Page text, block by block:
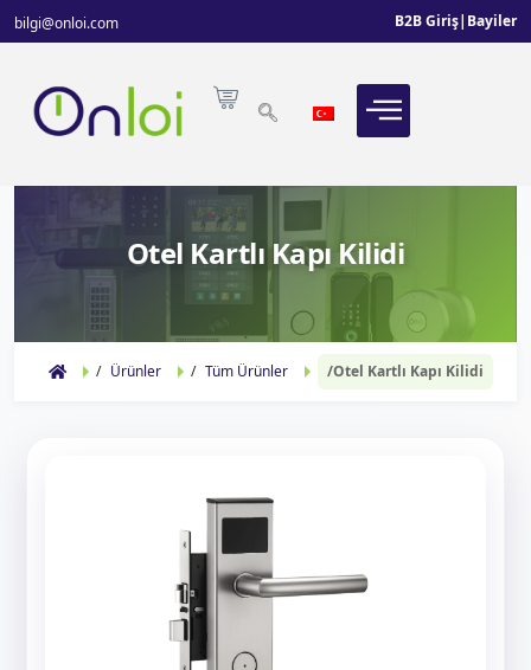
bilgi@onloi.com B2B Giriş| Bayiler
Otel Kartlı Kapı Kilidi
Ürünler Tüm Ürünler Otel Kartlı Kapı Kilidi